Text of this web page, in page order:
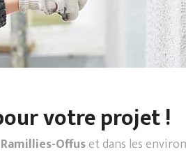
votre projet !
Ramillies-Offuset dans les